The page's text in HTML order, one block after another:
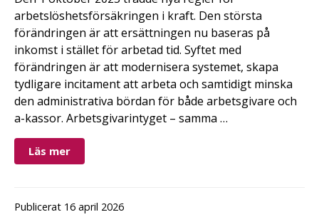
arbetslöshetsförsäkringen i kraft. Den största
förändringen är att ersättningen nu baseras på
inkomst i stället för arbetad tid. Syftet med
förändringen är att modernisera systemet, skapa
tydligare incitament att arbeta och samtidigt minska
den administrativa bördan för både arbetsgivare och
a-kassor. Arbetsgivarintyget – samma …
Läs mer
Publicerat 16 april 2026